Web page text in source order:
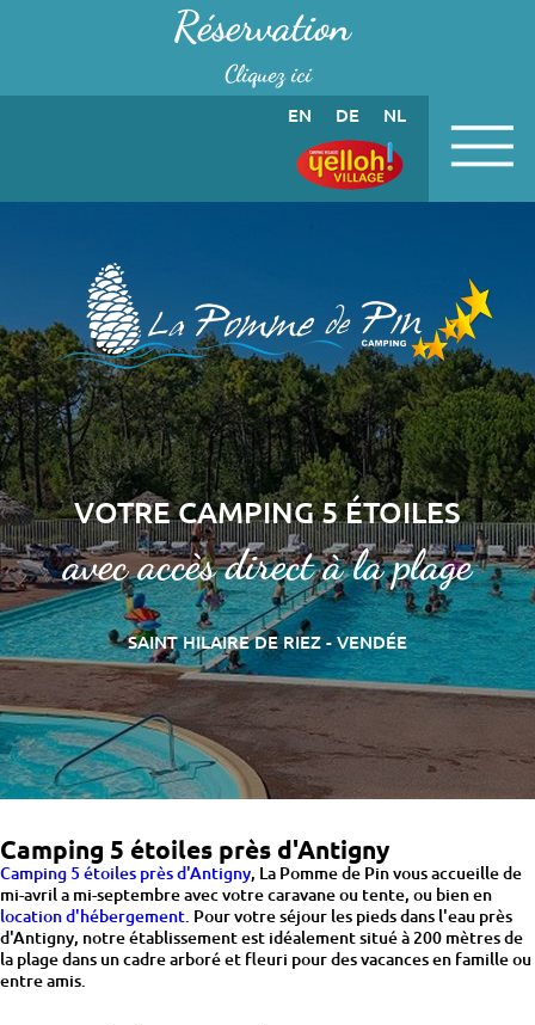
Panneau de gestion des cookiesRéservation
Cliquez ici
EN DE NL
VOTRE CAMPING 5 ÉTOILES
avec accès direct à la plage
SAINT HILAIRE DE RIEZ - VENDÉE
Camping 5 étoiles près d'Antigny
Camping 5 étoiles près d'Antigny, La Pomme de Pin vous accueille de
mi-avril a mi-septembre avec votre caravane ou tente, ou bien en
location d'hébergement. Pour votre séjour les pieds dans l'eau près
d'Antigny, notre établissement est idéalement situé à 200 mètres de
la plage dans un cadre arboré et fleuri pour des vacances en famille ou
entre amis.